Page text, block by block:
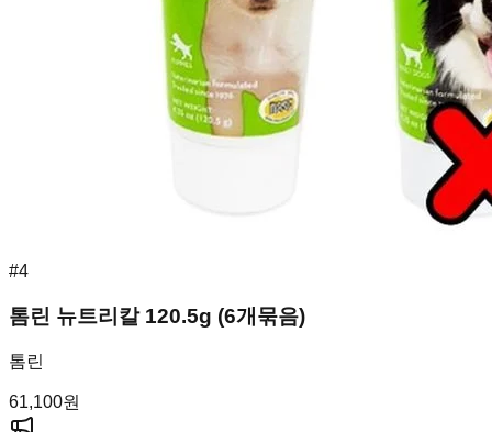
#4
톰린 뉴트리칼 120.5g (6개묶음)
톰린
61,100원